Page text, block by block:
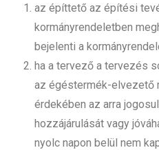
az építtető az építési
kormányrendeletben
bejelenti a
ha a tervező a tervezés
az égéstermék-elvezető
érdekében az arra
hozzájárulását vagy
nyolc napon belül nem